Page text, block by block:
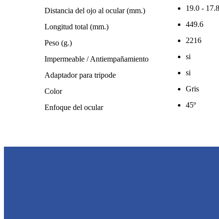
Distancia del ojo al ocular (mm.) 19.0 - 17.8
Longitud total (mm.) 449.6
Peso (g.) 2216
Impermeable / Antiempañamiento si
Adaptador para tripode si
Color Gris
Enfoque del ocular 45º